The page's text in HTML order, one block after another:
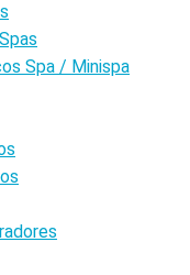
Spa / Minispa